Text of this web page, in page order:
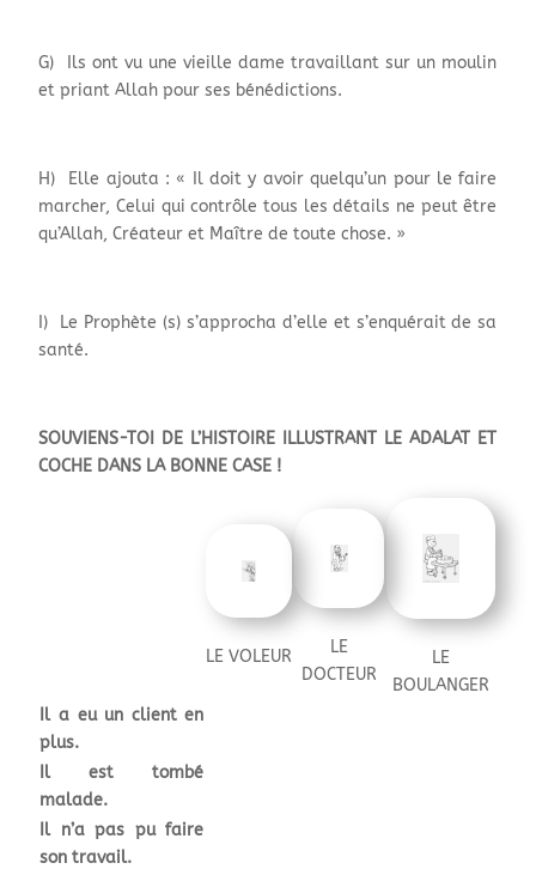
G) Ils ont vu une vieille dame travaillant sur un moulin
et priant Allah pour ses bénédictions.
H) Elle ajouta : « Il doit y avoir quelqu’un pour le faire
marcher, Celui qui contrôle tous les détails ne peut être
qu’Allah, Créateur et Maître de toute chose. »
I) Le Prophète (s) s’approcha d’elle et s’enquérait de sa
santé.
SOUVIENS-TOI DE L’HISTOIRE ILLUSTRANT LE ADALAT ET
COCHE DANS LA BONNE CASE !
LE VOLEUR
LE
DOCTEUR
LE
BOULANGER
Il a eu un client en
plus.
Il est tombé
malade.
Il n’a pas pu faire
son travail.